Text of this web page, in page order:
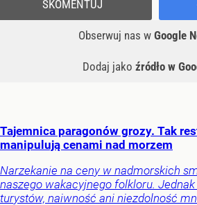
Obserwuj nas w Google
Dodaj jako źródło w
SKOMENTUJ
Tajemnica paragonów grozy. Tak
manipulują cenami nad morzem
Narzekanie na ceny w nadmorskich
naszego wakacyjnego folkloru. Jednak
turystów, naiwność ani niezdolność